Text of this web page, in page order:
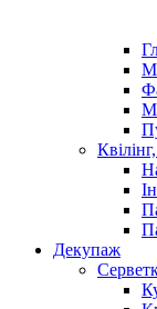
Декупаж